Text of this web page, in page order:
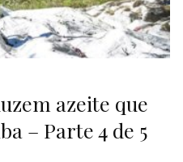
azeite que
– Parte 4 de 5